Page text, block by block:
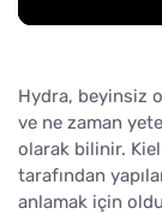
Hydra, beyinsiz
ve ne zaman
olarak bilinir.
tarafından
anlamak için